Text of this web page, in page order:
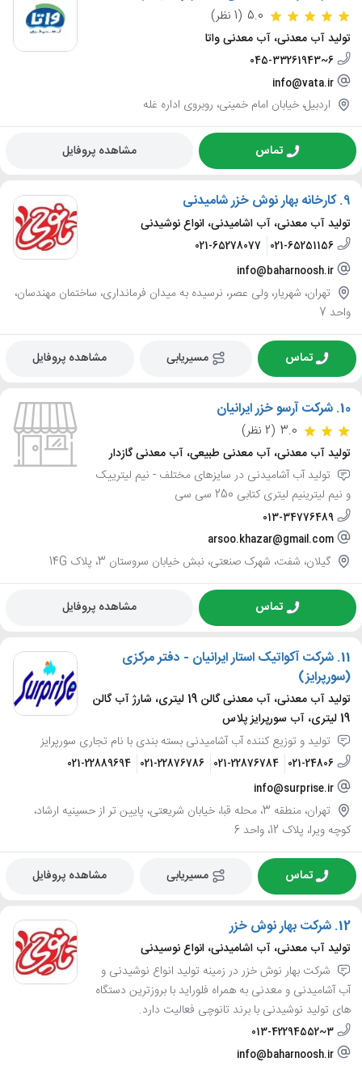
5.0 (1 نظر)
تولید آب معدنی، آب معدنی واتا
045-33261943~6
info@vata.ir
اردبیل، خیابان امام خمینی، روبروی اداره غله
تماس مشاهده پروفایل
9. کارخانه بهار نوش خزر شامیدنی
تولید آب معدنی، آب اشامیدنی، انواع نوشیدنی
021-65251156
021-65278077
info@baharnoosh.ir
تهران، شهریار، ولی عصر، نرسیده به میدان فرمانداری، ساختمان مهندسان،
واحد 7
تماس مسیریابی مشاهده پروفایل
10. شرکت آرسو خزر ایرانیان
3.0 (2 نظر)
تولید آب معدنی، آب معدنی طبیعی، آب معدنی گازدار
تولید آب آشامیدنی در سایزهای مختلف - نیم لیترییک
و نیم لیترینیم لیتری کتابی 250 سی سی
013-34776489
arsoo.khazar@gmail.com
گیلان، شفت، شهرک صنعتی، نبش خیابان سروستان 3، پلاک 14G
تماس مشاهده پروفایل
11. شرکت آکواتیک استار ایرانیان - دفتر مرکزی
(سورپرایز)
تولید آب معدنی، آب معدنی گالن 19 لیتری، شارژ آب گالن
19 لیتری، آب سورپرایز پلاس
تولید و توزیع کننده آب آشامیدنی بسته بندی با نام تجاری سورپرایز
021-24806
021-22876784
021-22876786
021-22889694
info@surprise.ir
تهران، منطقه 3، محله قبا، خیابان شریعتی، پایین تر از حسینیه ارشاد،
کوچه ویرا، پلاک 12، واحد 6
تماس مسیریابی مشاهده پروفایل
12. شرکت بهار نوش خزر
تولید آب معدنی، آب اشامیدنی، انواع نوسیدنی
شرکت بهار نوش خزر در زمینه تولید انواع نوشیدنی و
آب آشامیدنی و معدنی به همراه فلوراید با بروزترین دستگاه
های تولید نوشیدنی با برند تانوچی فعالیت دارد.
013-42294552~3
info@baharnoosh.ir